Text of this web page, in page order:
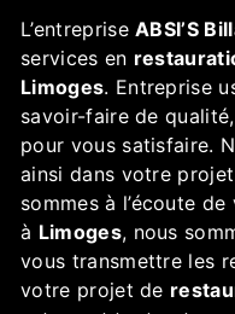
L’entrepriseABSI’S
services en
Limoges. Entreprise
savoir-faire de
pour vous satisfaire.
ainsi dans votre
sommes à l’écoute
à Limoges, nous
vous transmettre les
votre projet de